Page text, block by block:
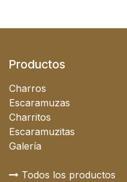
Productos
Charros
Escaramuzas
Charritos
Escaramuzitas
Galería
Todos los productos